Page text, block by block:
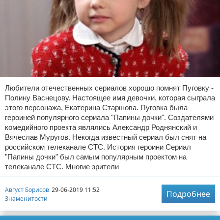
Любители отечественных сериалов хорошо помнят Пуговку -
Полину Васнецову. Настоящее имя девочки, которая сыграла
этого персонажа, Екатерина Старшова. Пуговка была
героиней популярного сериала "Папины дочки". Создателями
комедийного проекта являлись Александр Роднянский и
Вячеслав Муругов. Некогда известный сериал был снят на
российском телеканале СТС. История героини Сериал
"Папины дочки" был самым популярным проектом на
телеканале СТС. Многие зрители
Август Борисов 29-06-2019 11:52
Знаменитости
Подробнее